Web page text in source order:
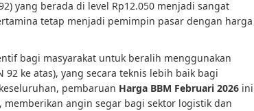
yang berada di level Rp12.050 menjadi sangat
tetap menjadi pemimpin pasar dengan harga
bagi masyarakat untuk beralih menggunakan
ke atas), yang secara teknis lebih baik bagi
pembaruan Harga BBM Februari 2026 ini
angin segar bagi sektor logistik dan